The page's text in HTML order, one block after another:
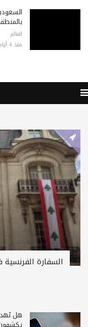
العالم
منذ 4 أيام
السفارة
هل